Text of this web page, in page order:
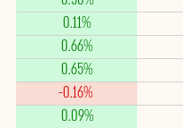
0.11%
0.66%
0.65%
-0.16%
0.09%